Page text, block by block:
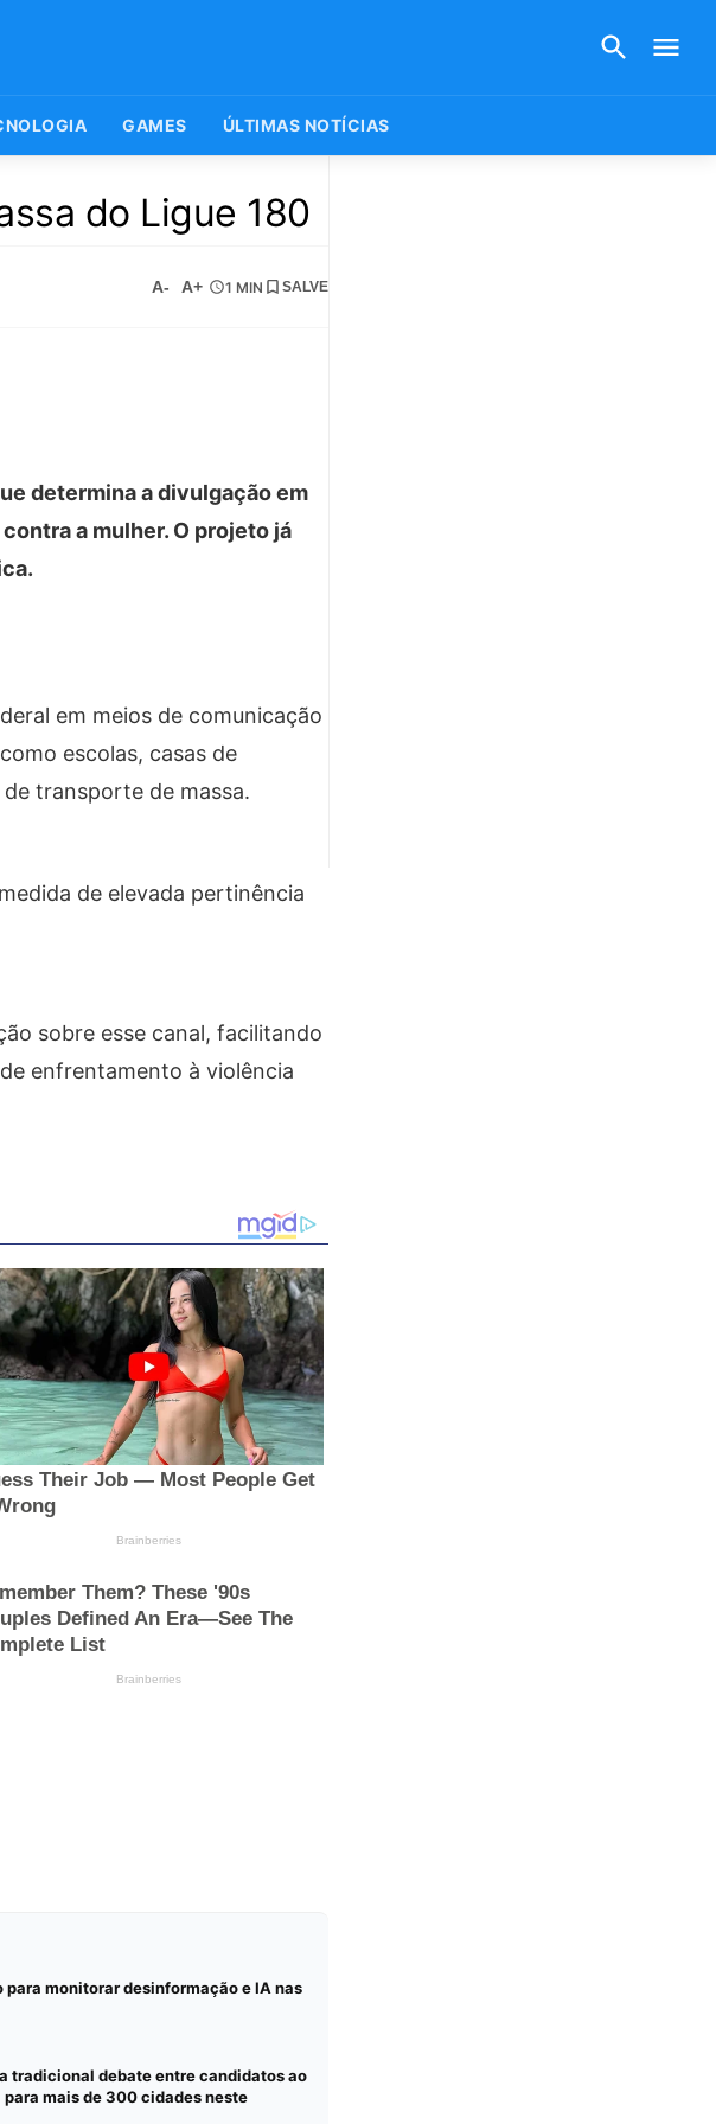
GAMES ÚLTIMAS NOTÍCIAS
do Ligue 180
A- A+ 1 MIN SALVE
determina a divulgação em
a mulher. O projeto já
em meios de comunicação
escolas, casas de
transporte de massa.
de elevada pertinência
sobre esse canal, facilitando
enfrentamento à violência
para monitorar desinformação e IA nas
tradicional debate entre candidatos ao
para mais de 300 cidades neste